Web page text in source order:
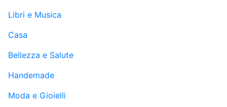
Libri e Musica
Casa
Bellezza e Salute
Handemade
Moda e Gioielli